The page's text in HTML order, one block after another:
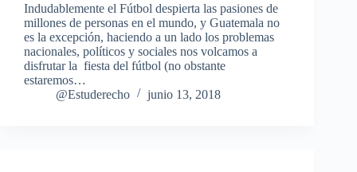
Indudablemente el Fútbol despierta las pasiones de
millones de personas en el mundo, y Guatemala no
es la excepción, haciendo a un lado los problemas
nacionales, políticos y sociales nos volcamos a
disfrutar la fiesta del fútbol (no obstante
estaremos…
@Estuderecho
junio 13, 2018